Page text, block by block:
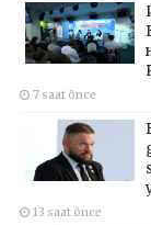
7 saat önce
13 saat önce